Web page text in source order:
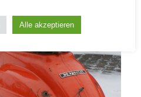
Alle akzeptieren